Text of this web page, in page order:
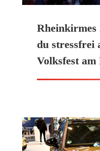
Rheinkirmes
du stressfrei
Volksfest am